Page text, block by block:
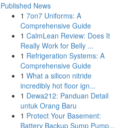
Published News
1 7on7 Uniforms: A
Comprehensive Guide
1 CalmLean Review: Does It
Really Work for Belly ...
1 Refrigeration Systems: A
Comprehensive Guide
1 What a silicon nitride
incredibly hot floor ign...
1 Dewa212: Panduan Detail
untuk Orang Baru
1 Protect Your Basement:
Battery Backup Sump Pump...